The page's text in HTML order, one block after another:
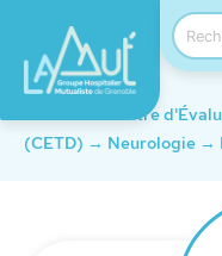
Centre
(CETD) → Neurologie →